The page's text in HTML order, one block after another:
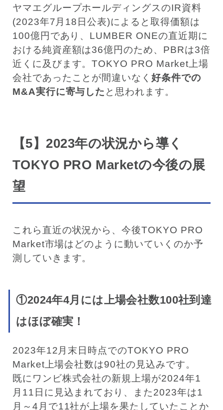
ヤマエグループホールディングスのIR資料
(2023年7月18日公表)によると取得価額は
100億円であり、LUMBER ONEの直近期に
おける純資産額は36億円のため、PBRは3倍
近くに及びます。TOKYO PRO Market上場
会社であったことが間違いなく好条件での
M&A実行に寄与した と思われます。
【5】2023年の状況から導く
TOKYO PRO Marketの今後の展
望
これら直近の状況から、今後TOKYO PRO
Market市場はどのように動いていくのか予
測していきます。
①2024年4月には上場会社数100社到達
はほぼ確実！
2023年12月末日時点でのTOKYO PRO
Market上場会社数は90社の見込みです。
既にワンビ株式会社の新規上場が2024年1
月11日に見込まれており、また2023年は1
月～4月で11社が上場を果たしていたことか